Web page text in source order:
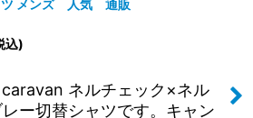
ツ メンズ 人気 通販
込)
ネルチェック×ネル
ー切替シャツです。キャン